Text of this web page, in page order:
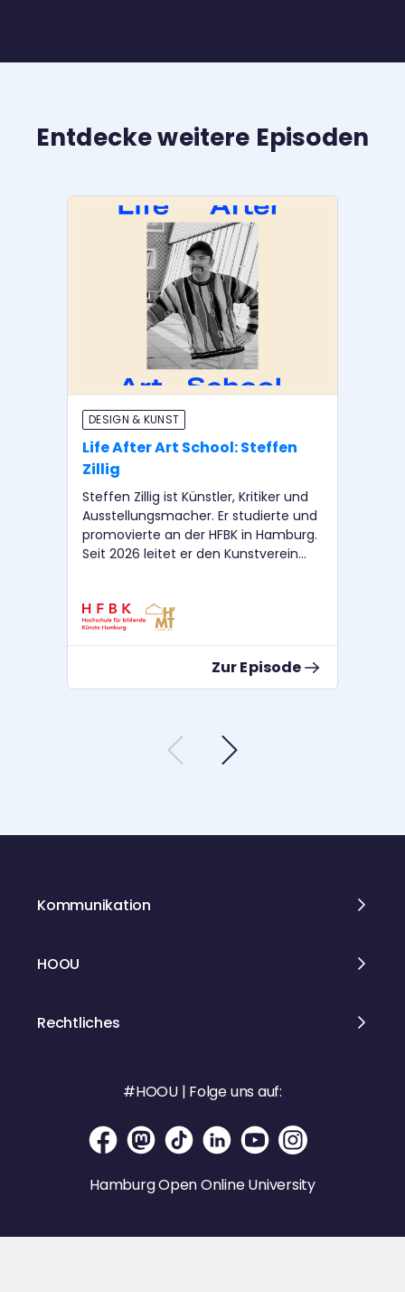
Entdecke weitere Episoden
DESIGN & KUNST
Life After Art School: Steffen
Zillig
Steffen Zillig ist Künstler, Kritiker und
Ausstellungsmacher. Er studierte und
promovierte an der HFBK in Hamburg.
Seit 2026 leitet er den Kunstverein
Sie ist Professorin für Kunstpädagogik
an der HFBK Hamburg. Cornelius
Kurator. Er unterrichtet an der HfMT
und der HFBK Hamburg.
Zur Episode
Kommunikation
HOOU
Rechtliches
#HOOU | Folge uns auf:
Hamburg Open Online University